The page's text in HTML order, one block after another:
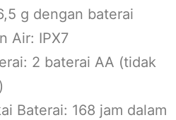
g dengan baterai
Air: IPX7
2 baterai AA (tidak
Baterai: 168 jam dalam